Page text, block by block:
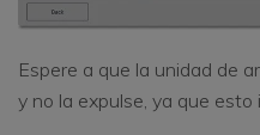
Espere a que la unidad de
y no la expulse, ya que